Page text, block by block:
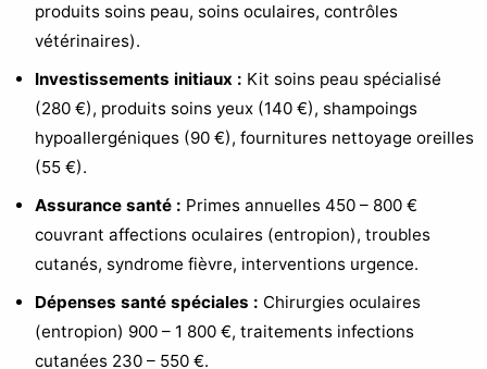
produits soins peau, soins oculaires, contrôles
vétérinaires).
Investissements initiaux : Kit soins peau spécialisé
(280 €), produits soins yeux (140 €), shampoings
hypoallergéniques (90 €), fournitures nettoyage oreilles
(55 €).
Assurance santé : Primes annuelles 450 – 800 €
couvrant affections oculaires (entropion), troubles
cutanés, syndrome fièvre, interventions urgence.
Dépenses santé spéciales : Chirurgies oculaires
(entropion) 900 – 1 800 €, traitements infections
cutanées 230 – 550 €.